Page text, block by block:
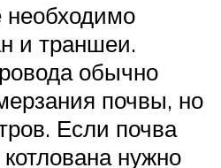
и траншеи.
обычно
почвы, но
Если почва
нужно